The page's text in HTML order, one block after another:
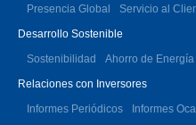
Presencia Global
Servicio al
Desarrollo Sostenible
Sostenibilidad
Ahorro de
Relaciones con Inversores
Informes Periódicos
Informes